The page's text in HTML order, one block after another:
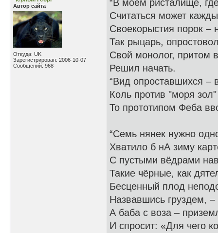
Автор сайта
Откуда: UK
Зарегистрирован: 2006-10-07
Сообщений: 968
“В моём ристалище,
Считаться может
Своекорыстия порок –
Так рыцарь,
Свой монолог, притом
Решил начать.
“Вид опроставшихся –
Коль против "моря
То прототипом Феба
“Семь нянек нужно
Хватило б нА зиму
С пустыми вёдрами
Такие чёрные, как
Бесценный плод
Назвавшись груздем,
А баба с воза –
И спросит: «Для чего